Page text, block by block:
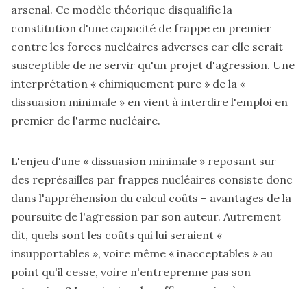
arsenal. Ce modèle théorique disqualifie la
constitution d'une capacité de frappe en premier
contre les forces nucléaires adverses car elle serait
susceptible de ne servir qu'un projet d'agression. Une
interprétation « chimiquement pure » de la «
dissuasion minimale » en vient à interdire l'emploi en
premier de l'arme nucléaire.
L'enjeu d'une « dissuasion minimale » reposant sur
des représailles par frappes nucléaires consiste donc
dans l'appréhension du calcul coûts – avantages de la
poursuite de l'agression par son auteur. Autrement
dit, quels sont les coûts qui lui seraient «
insupportables », voire même « inacceptables » au
point qu'il cesse, voire n'entreprenne pas son